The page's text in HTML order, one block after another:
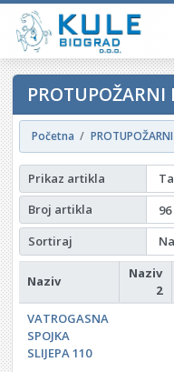
PROTUPOŽARNI
Početna
Prikaz artikla
Broj artikla
Sortiraj
Naziv
Naziv
2
VATROGASNA
SPOJKA
SLIJEPA 110